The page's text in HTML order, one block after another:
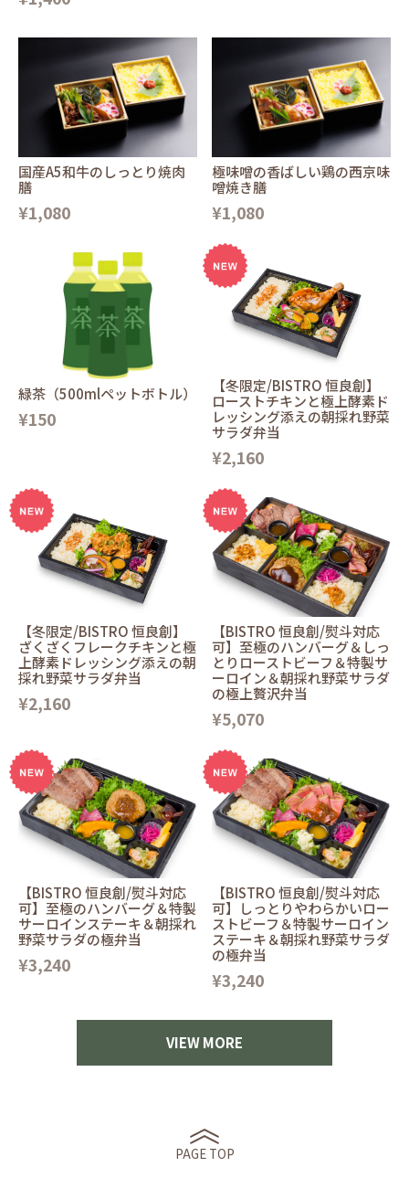
国産A5和牛のしっとり焼肉
膳
¥1,080
極味噌の香ばしい鶏の西京味
噌焼き膳
¥1,080
緑茶（500mlペットボトル）
¥150
【冬限定/BISTRO 恒良創】
ローストチキンと極上酵素ド
レッシング添えの朝採れ野菜
サラダ弁当
¥2,160
【冬限定/BISTRO 恒良創】
ざくざくフレークチキンと極
上酵素ドレッシング添えの朝
採れ野菜サラダ弁当
¥2,160
【BISTRO 恒良創/熨斗対応
可】至極のハンバーグ＆しっ
とりローストビーフ＆特製サ
ーロイン＆朝採れ野菜サラダ
の極上贅沢弁当
¥5,070
【BISTRO 恒良創/熨斗対応
可】至極のハンバーグ＆特製
サーロインステーキ＆朝採れ
野菜サラダの極弁当
¥3,240
【BISTRO 恒良創/熨斗対応
可】しっとりやわらかいロー
ストビーフ＆特製サーロイン
ステーキ＆朝採れ野菜サラダ
の極弁当
¥3,240
VIEW MORE
PAGE TOP